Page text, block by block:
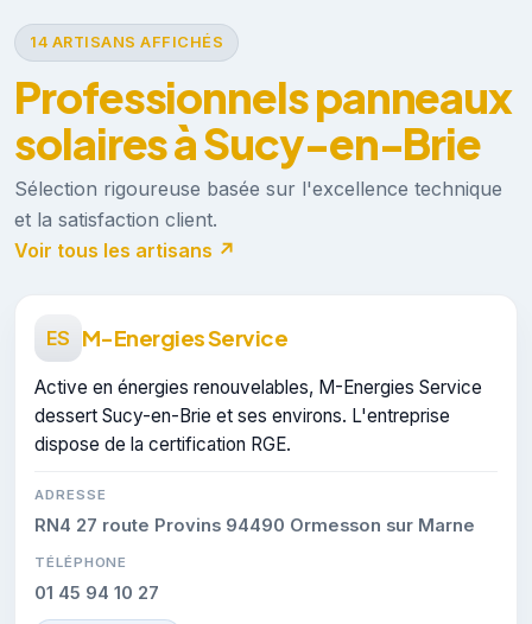
14 ARTISANS AFFICHÉS
Professionnels panneaux
solaires à Sucy-en-Brie
Sélection rigoureuse basée sur l'excellence technique
et la satisfaction client.
Voir tous les artisans ↗
ES M-Energies Service
Active en énergies renouvelables, M-Energies Service
dessert Sucy-en-Brie et ses environs. L'entreprise
dispose de la certification RGE.
ADRESSE
RN4 27 route Provins 94490 Ormesson sur Marne
TÉLÉPHONE
01 45 94 10 27